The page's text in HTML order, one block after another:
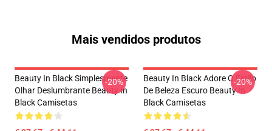
Mais vendidos produtos
Beauty In Black Simplesmente
Olhar Deslumbrante Beauty In
Black Camisetas
-20%
Beauty In Black Adore O Estilo
De Beleza Escuro Beauty In
Black Camisetas
-20%